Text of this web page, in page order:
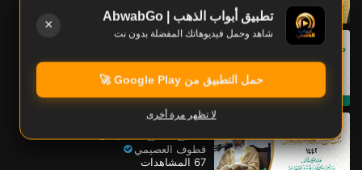
00:00:41
ما هو أول مخلوق، هل هو القلم أم
قطوف العصيمي
68 المشاهدات
قطوف العصيمي
67 المشاهدات
تطبيق أبواب الذهب | AbwabGo
شاهد وحمل فيديوهاتك المفضلة بدون نت
×
حمل التطبيق من Google Play 🚀
لا تظهر مرة أخرى